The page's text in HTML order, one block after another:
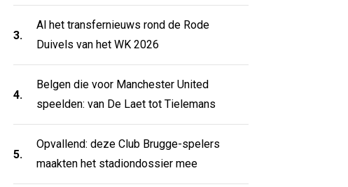
3.
Al het transfernieuws rond de Rode
Duivels van het WK 2026
4.
Belgen die voor Manchester United
speelden: van De Laet tot Tielemans
5.
Opvallend: deze Club Brugge-spelers
maakten het stadiondossier mee